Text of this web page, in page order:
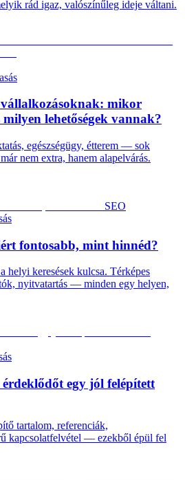
rád igaz, valószínűleg ideje váltani.
mikor
milyen lehetőségek vannak?
egészségügy, étterem — sok
nem extra, hanem alapelvárás.
SEO
fontosabb, mint hinnéd?
helyi keresések kulcsa. Térképes
nyitvatartás — minden egy helyen,
egy jól felépített
tartalom, referenciák,
kapcsolatfelvétel — ezekből épül fel